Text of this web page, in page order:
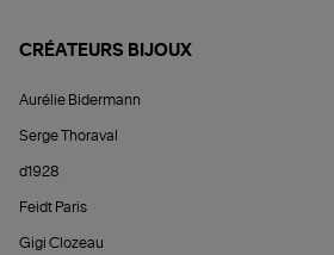
CRÉATEURS BIJOUX
Aurélie Bidermann
Serge Thoraval
d1928
Feidt Paris
Gigi Clozeau